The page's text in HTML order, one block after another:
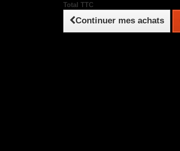
Total TTC
Continuer mes achats